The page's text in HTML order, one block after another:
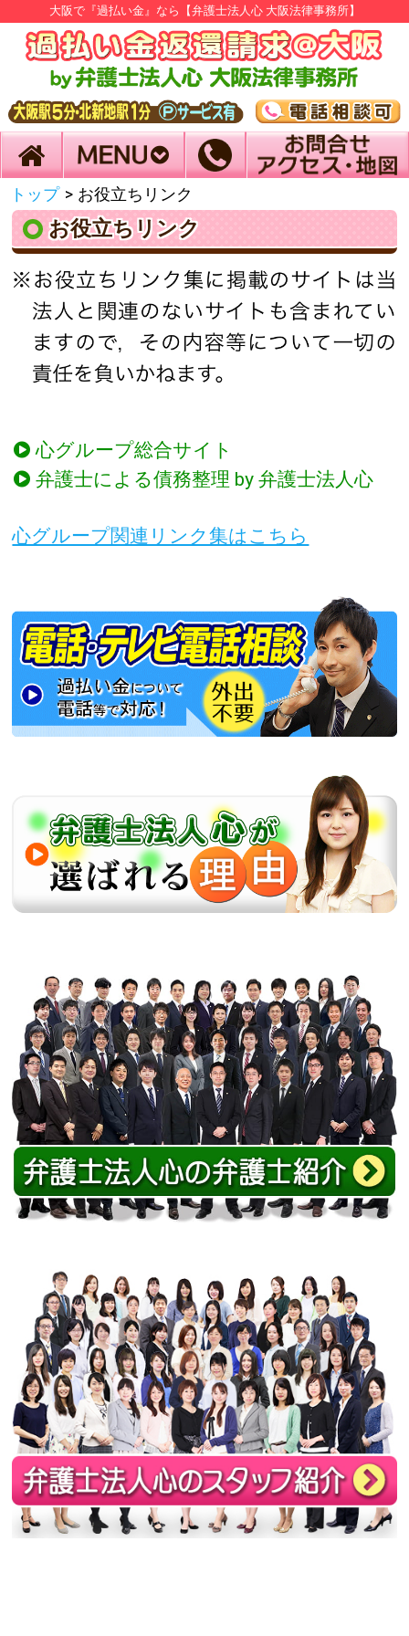
大阪で『過払い金』なら【弁護士法人心 大阪法律事務所】
トップ > お役立ちリンク
お役立ちリンク
心グループ総合サイト
弁護士による債務整理 by 弁護士法人心
心グループ関連リンク集はこちら